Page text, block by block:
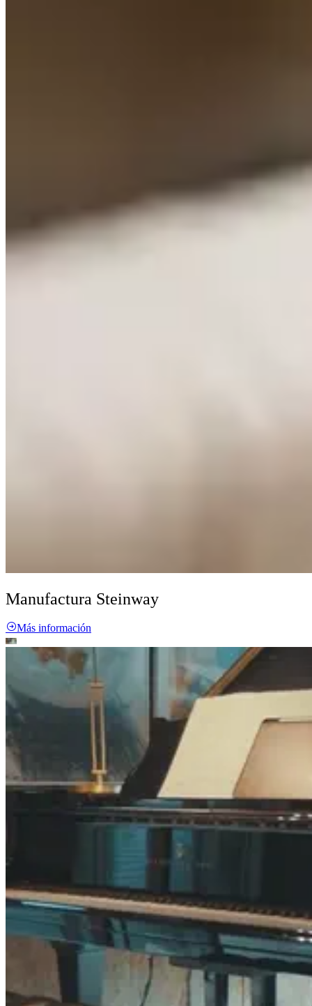
Manufactura Steinway
Más información